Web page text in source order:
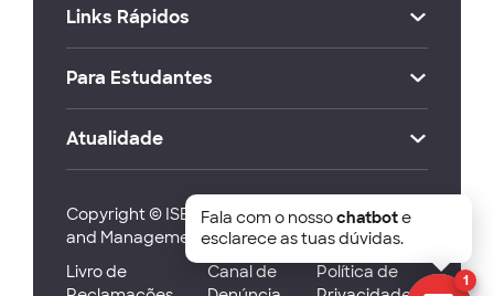
Links Rápidos
Para Estudantes
Atualidade
Copyright © ISEG Lisbon School of Economics
and Management 2026
Livro de
Canal de
Política de
1
Fala com o nossochatbote
esclarece as tuas dúvidas.